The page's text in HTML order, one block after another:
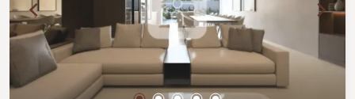
conhecer essa excelente oportunidade de
locação!